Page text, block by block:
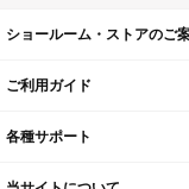
ショールーム・ストアのご
ご利用ガイド
各種サポート